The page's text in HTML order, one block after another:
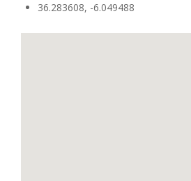
36.283608, -6.049488